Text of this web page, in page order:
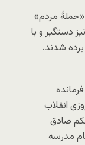
«حملۀ مردم»
دستگیر و با
شدند.
انقلاب
صادق
در پشت بام مدرسه